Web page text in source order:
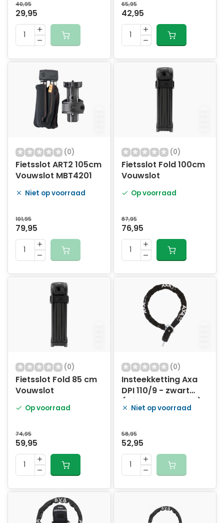
40,95
29,95
65,95
42,95
(0)
Fietsslot ART2 105cm
Vouwslot MBT4201
Niet op voorraad
101,95
79,95
(0)
Fietsslot Fold 100cm
Vouwslot
Op voorraad
87,95
76,95
(0)
Fietsslot Fold 85 cm
Vouwslot
Op voorraad
74,95
59,95
(0)
Insteekketting Axa
DPI 110/9 - zwart
(winkelverpakking)
Niet op voorraad
58,95
52,95